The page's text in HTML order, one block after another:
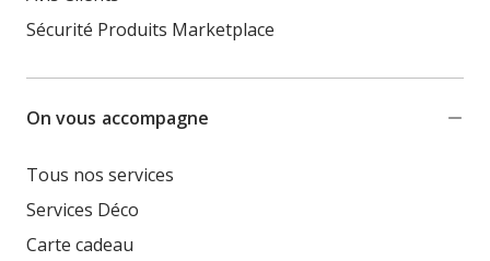
Sécurité Produits Marketplace
On vous accompagne
Tous nos services
Services Déco
Carte cadeau